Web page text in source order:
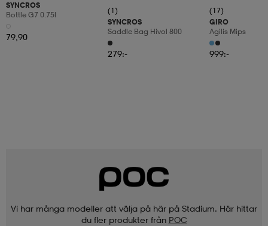
SYNCROS
Bottle G7 0.75l
79,90
(1)
SYNCROS
Saddle Bag Hivol 800
279:-
(17)
GIRO
Agilis Mips
999:-
Vi har många modeller att välja på här på Stadium. Här hittar
du fler produkter från POC